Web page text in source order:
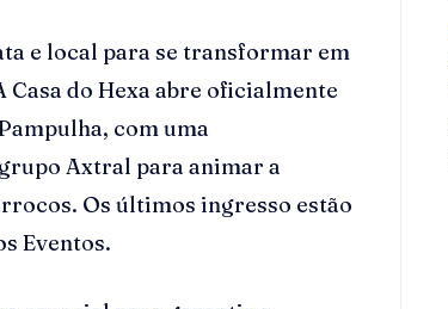
e local para se transformar em
Casa do Hexa abre oficialmente
com uma
Axtral para animar a
Os últimos ingresso estão
Eventos.